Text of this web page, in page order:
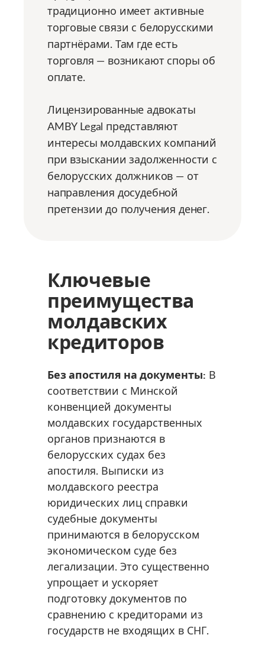
традиционно имеет активные
торговые связи с белорусскими
партнёрами. Там где есть
торговля — возникают споры об
оплате.
Лицензированные адвокаты
AMBY Legal представляют
интересы молдавских компаний
при взыскании задолженности с
белорусских должников — от
направления досудебной
претензии до получения денег.
Ключевые
преимущества
молдавских
кредиторов
Без апостиля на документы: В
соответствии с Минской
конвенцией документы
молдавских государственных
органов признаются в
белорусских судах без
апостиля. Выписки из
молдавского реестра
юридических лиц справки
судебные документы
принимаются в белорусском
экономическом суде без
легализации. Это существенно
упрощает и ускоряет
подготовку документов по
сравнению с кредиторами из
государств не входящих в СНГ.